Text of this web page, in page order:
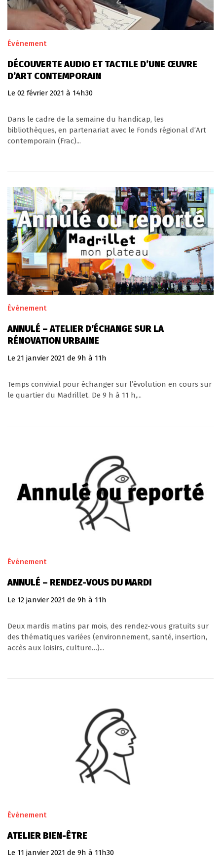
Événement
DÉCOUVERTE AUDIO ET TACTILE D’UNE ŒUVRE
D’ART CONTEMPORAIN
Le 02 février 2021 à 14h30
Dans le cadre de la semaine du handicap, les
bibliothèques, en partenariat avec le Fonds régional d’Art
contemporain (Frac)...
Événement
ANNULÉ – ATELIER D’ÉCHANGE SUR LA
RÉNOVATION URBAINE
Le 21 janvier 2021 de 9h à 11h
Temps convivial pour échanger sur l’évolution en cours sur
le quartier du Madrillet. De 9 h à 11 h,...
Événement
ANNULÉ – RENDEZ-VOUS DU MARDI
Le 12 janvier 2021 de 9h à 11h
Deux mardis matins par mois, des rendez-vous gratuits sur
des thématiques variées (environnement, santé, insertion,
accès aux loisirs, culture…)...
Événement
ATELIER BIEN-ÊTRE
Le 11 janvier 2021 de 9h à 11h30